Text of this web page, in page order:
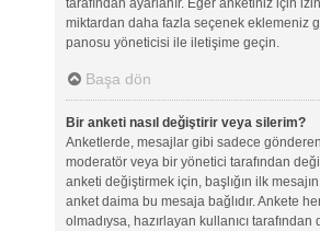
tarafından ayarlanır. Eğer anketiniz için
miktardan daha fazla seçenek eklemeniz
panosu yöneticisi ile iletişime geçin.
Başa dön
Bir anketi nasıl değiştirir veya silerim?
Anketlerde, mesajlar gibi sadece gönderen
moderatör veya bir yönetici tarafından
anketi değiştirmek için, başlığın ilk
anket daima bu mesaja bağlıdır. Ankete
olmadıysa, hazırlayan kullanıcı